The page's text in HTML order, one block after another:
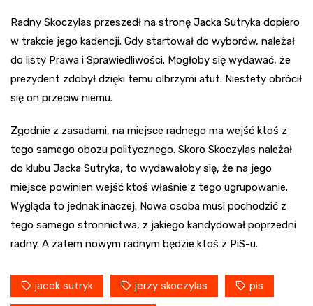
Radny Skoczylas przeszedł na stronę Jacka Sutryka dopiero
w trakcie jego kadencji. Gdy startował do wyborów, należał
do listy Prawa i Sprawiedliwości. Mogłoby się wydawać, że
prezydent zdobył dzięki temu olbrzymi atut. Niestety obrócił
się on przeciw niemu.
Zgodnie z zasadami, na miejsce radnego ma wejść ktoś z
tego samego obozu politycznego. Skoro Skoczylas należał
do klubu Jacka Sutryka, to wydawałoby się, że na jego
miejsce powinien wejść ktoś właśnie z tego ugrupowanie.
Wygląda to jednak inaczej. Nowa osoba musi pochodzić z
tego samego stronnictwa, z jakiego kandydował poprzedni
radny. A zatem nowym radnym będzie ktoś z PiS-u.
jacek sutryk jerzy skoczylas pis